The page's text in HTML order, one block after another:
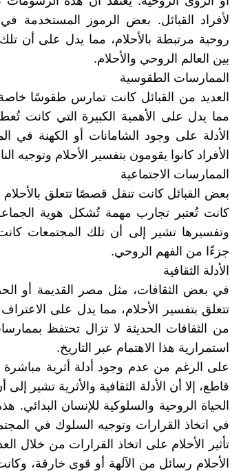
لأفراد القبائل. بعض الرموز المستخدمة
روحية مرتبطة بالأحلام، مما يدل على أن
بين العالم الروحي والأحلام.
الممارسات الطقوسية
العديد من القبائل كانت تمارس طقوسًا خاصة
مما يدل على الأهمية الكبيرة التي كانت
الأدلة على وجود الشامانات أو الكهنة في
الأفراد كانوا يقومون بتفسير الأحلام وتوجيه
الممارسات الاجتماعية
بعض القبائل كانت تنقل قصصًا تتعلق بالأحلام
كانت تُعتبر تجارب مهمة تُشكل هوية
وتفسيرها تشير إلى أن تلك المجتمعات كانت
جزءًا من الفهم الروحي.
الأدلة الثقافية
في بعض الثقافات، مثل مصر القديمة أو
تتعلق بتفسير الأحلام، مما يدل على الاعتراف
من الثقافات الحديثة لا تزال تحتفظ
استمرارية هذا الاهتمام عبر التاريخ.
على الرغم من عدم وجود أدلة أثرية
قاطع، إلا أن الأدلة الثقافية والأثرية تشير
الحياة الروحية والسلوكية للإنسان البدائي.
في اتخاذ القرارات وتوجيه السلوك في
تأثير الأحلام على اتخاذ القرارات من خلال
الأحلام رسائل من الآلهة أو قوى خارقة،